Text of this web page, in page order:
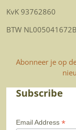
KvK 93762860
BTW
Abonneer je op
Subscribe
Email Address *